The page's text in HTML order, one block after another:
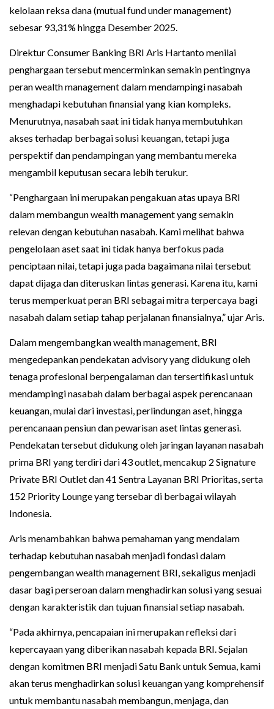
kelolaan reksa dana (mutual fund under management)
sebesar 93,31% hingga Desember 2025.
Direktur Consumer Banking BRI Aris Hartanto menilai
penghargaan tersebut mencerminkan semakin pentingnya
peran wealth management dalam mendampingi nasabah
menghadapi kebutuhan finansial yang kian kompleks.
Menurutnya, nasabah saat ini tidak hanya membutuhkan
akses terhadap berbagai solusi keuangan, tetapi juga
perspektif dan pendampingan yang membantu mereka
mengambil keputusan secara lebih terukur.
“Penghargaan ini merupakan pengakuan atas upaya BRI
dalam membangun wealth management yang semakin
relevan dengan kebutuhan nasabah. Kami melihat bahwa
pengelolaan aset saat ini tidak hanya berfokus pada
penciptaan nilai, tetapi juga pada bagaimana nilai tersebut
dapat dijaga dan diteruskan lintas generasi. Karena itu, kami
terus memperkuat peran BRI sebagai mitra terpercaya bagi
nasabah dalam setiap tahap perjalanan finansialnya,” ujar Aris.
Dalam mengembangkan wealth management, BRI
mengedepankan pendekatan advisory yang didukung oleh
tenaga profesional berpengalaman dan tersertifikasi untuk
mendampingi nasabah dalam berbagai aspek perencanaan
keuangan, mulai dari investasi, perlindungan aset, hingga
perencanaan pensiun dan pewarisan aset lintas generasi.
Pendekatan tersebut didukung oleh jaringan layanan nasabah
prima BRI yang terdiri dari 43 outlet, mencakup 2 Signature
Private BRI Outlet dan 41 Sentra Layanan BRI Prioritas, serta
152 Priority Lounge yang tersebar di berbagai wilayah
Indonesia.
Aris menambahkan bahwa pemahaman yang mendalam
terhadap kebutuhan nasabah menjadi fondasi dalam
pengembangan wealth management BRI, sekaligus menjadi
dasar bagi perseroan dalam menghadirkan solusi yang sesuai
dengan karakteristik dan tujuan finansial setiap nasabah.
“Pada akhirnya, pencapaian ini merupakan refleksi dari
kepercayaan yang diberikan nasabah kepada BRI. Sejalan
dengan komitmen BRI menjadi Satu Bank untuk Semua, kami
akan terus menghadirkan solusi keuangan yang komprehensif
untuk membantu nasabah membangun, menjaga, dan